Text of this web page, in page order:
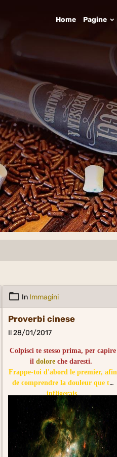
Home Pagine
In Immagini
Proverbi cinese
Il 28/01/2017
Colpisci te stesso prima, per capire
il doloreche daresti.
Frappe-toi d'abord le premier, afin
de comprendre la douleur que tu
infligerais.